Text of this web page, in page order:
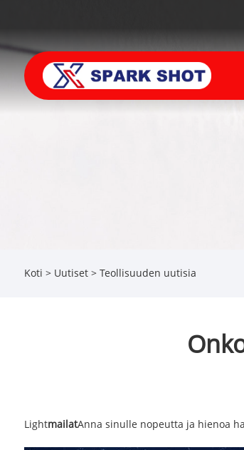
Koti > Uutiset> Teollisuuden uutisia
‌LightmailatAnna sinulle nopeutta ja hienoa